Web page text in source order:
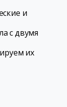
и
с двумя
их